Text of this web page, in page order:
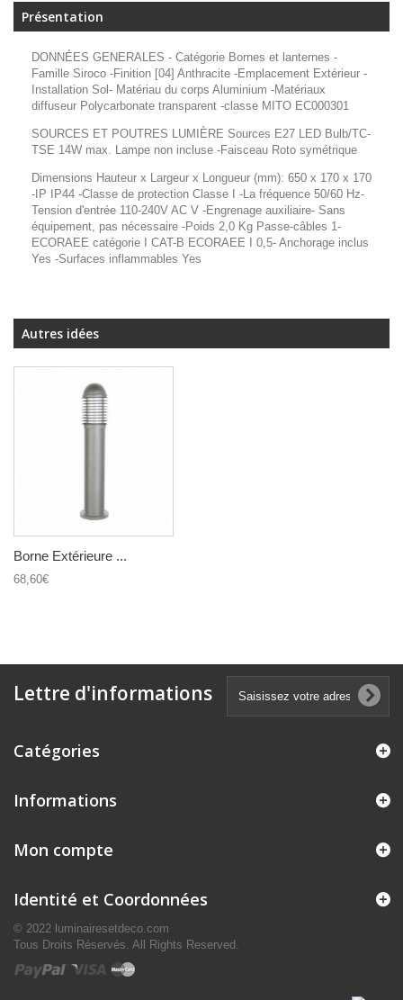
Présentation
DONNÉES GENERALES - Catégorie Bornes et lanternes -
Famille Siroco -Finition [04] Anthracite -Emplacement Extérieur -
Installation Sol- Matériau du corps Aluminium -Matériaux
diffuseur Polycarbonate transparent -classe MITO EC000301
SOURCES ET POUTRES LUMIÈRE Sources E27 LED Bulb/TC-
TSE 14W max. Lampe non incluse -Faisceau Roto symétrique
Dimensions Hauteur x Largeur x Longueur (mm): 650 x 170 x 170
-IP IP44 -Classe de protection Classe I -La fréquence 50/60 Hz-
Tension d'entrée 110-240V AC V -Engrenage auxiliaire- Sans
équipement, pas nécessaire -Poids 2,0 Kg Passe-câbles 1-
ECORAEE catégorie I CAT-B ECORAEE I 0,5- Anchorage inclus
Yes -Surfaces inflammables Yes
Autres idées
Borne Extérieure ...
68,60€
Lettre d'informations
Catégories
Informations
Mon compte
Identité et Coordonnées
© 2022 luminairesetdeco.com
Tous Droits Réservés. All Rights Reserved.